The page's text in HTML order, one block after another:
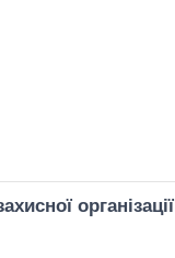
організації